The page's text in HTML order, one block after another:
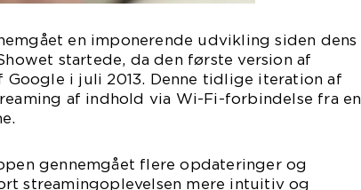
en imponerende udvikling siden dens
startede, da den første version af
Google i juli 2013. Denne tidlige iteration af
af indhold via Wi-Fi-forbindelse fra en
gennemgået flere opdateringer og
streamingoplevelsen mere intuitiv og